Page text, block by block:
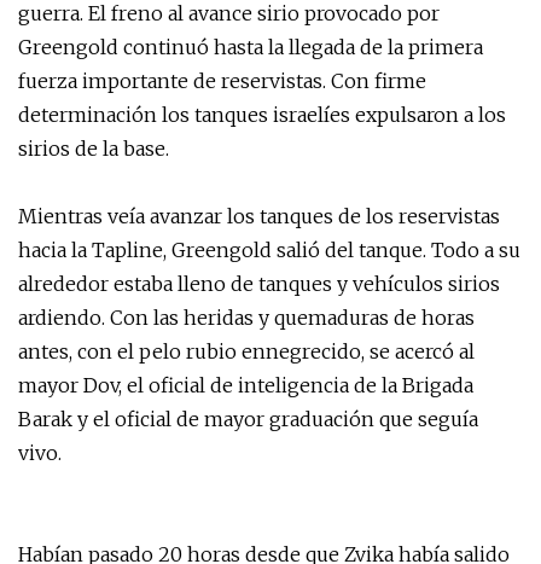
guerra. El freno al avance sirio provocado por
Greengold continuó hasta la llegada de la primera
fuerza importante de reservistas. Con firme
determinación los tanques israelíes expulsaron a los
sirios de la base.
Mientras veía avanzar los tanques de los reservistas
hacia la Tapline, Greengold salió del tanque. Todo a su
alrededor estaba lleno de tanques y vehículos sirios
ardiendo. Con las heridas y quemaduras de horas
antes, con el pelo rubio ennegrecido, se acercó al
mayor Dov, el oficial de inteligencia de la Brigada
Barak y el oficial de mayor graduación que seguía
vivo.
Habían pasado 20 horas desde que Zvika había salido